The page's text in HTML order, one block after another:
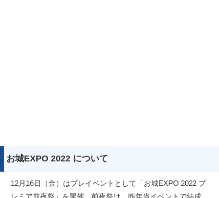
お城EXPO 2022 について
12月16日（金）はプレイベントとして「お城EXPO 2022 プ